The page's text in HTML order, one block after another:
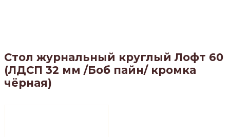
Стол журнальный круглый Лофт 60
(ЛДСП 32 мм /Боб пайн/ кромка
чёрная)